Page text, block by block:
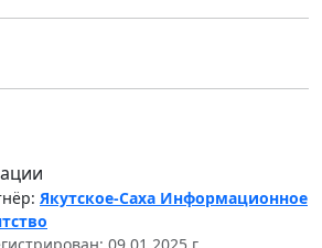
Якутское-Саха Информационное
09.01.2025 г.